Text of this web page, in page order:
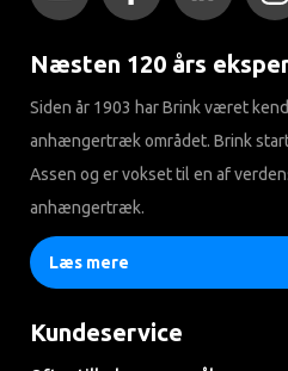
Næsten 120 års
Siden år 1903 har Brink været
anhængertræk området. Brink
Assen og er vokset til en af
anhængertræk.
Læs mere
Kundeservice